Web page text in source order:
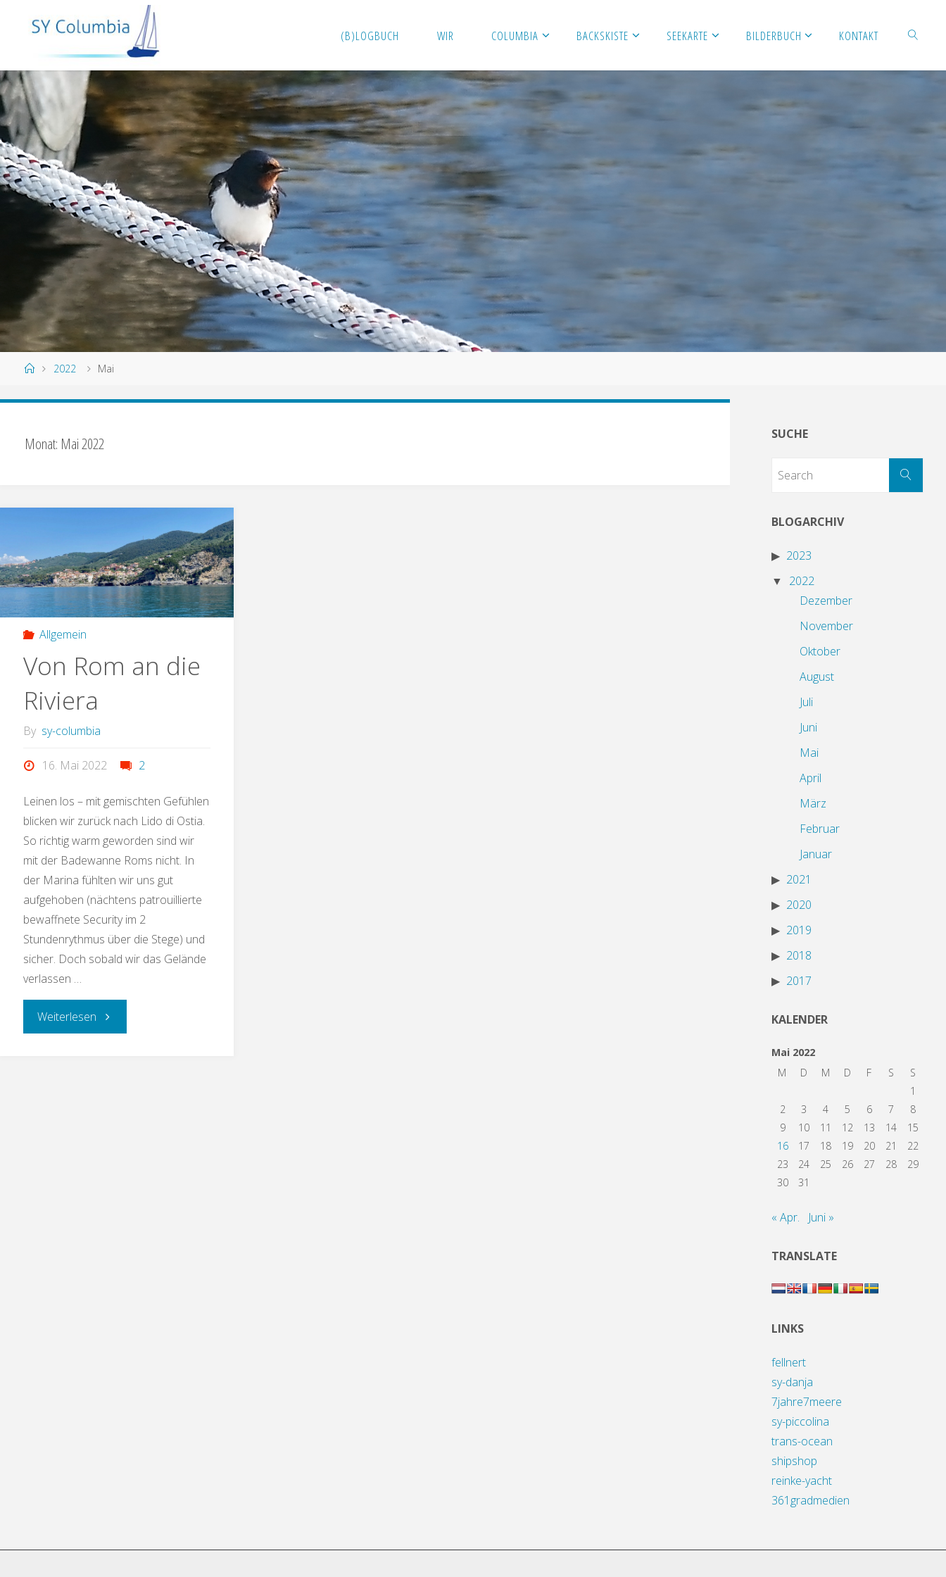
(B)LOGBUCH WIR COLUMBIA BACKSKISTE SEEKARTE BILDERBUCH KONTAKT
2022 Mai
Monat: Mai 2022
Allgemein
Von Rom an die
Riviera
By sy-columbia
16. Mai 2022 2
Leinen los – mit gemischten Gefühlen
blicken wir zurück nach Lido di Ostia.
So richtig warm geworden sind wir
mit der Badewanne Roms nicht. In
der Marina fühlten wir uns gut
aufgehoben (nächtens patrouillierte
bewaffnete Security im 2
Stundenrythmus über die Stege) und
sicher. Doch sobald wir das Gelände
verlassen …
Weiterlesen
SUCHE
BLOGARCHIV
2023
2022
Dezember
November
Oktober
August
Juli
Juni
Mai
April
März
Februar
Januar
2021
2020
2019
2018
2017
KALENDER
Mai 2022
M
D M D F S
S
1
2
3 4 5 6 7
8
9
10 11 12 13 14
15
16
17 18 19 20 21
22
23
24 25 26 27 28
29
30
31
« Apr. Juni »
TRANSLATE
LINKS
fellnert
sy-danja
7jahre7meere
sy-piccolina
trans-ocean
shipshop
reinke-yacht
361gradmedien